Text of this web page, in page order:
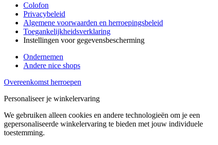
Colofon
Privacybeleid
Algemene voorwaarden en herroepingsbeleid
Toegankelijkheidsverklaring
Instellingen voor gegevensbescherming
Ondernemen
Andere nice shops
Overeenkomst herroepen
Personaliseer je winkelervaring
We gebruiken alleen cookies en andere technologieën om je een
gepersonaliseerde winkelervaring te bieden met jouw individuele
toestemming.